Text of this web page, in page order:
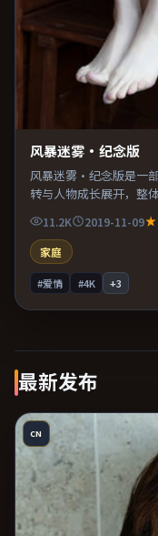
风暴迷雾·纪念版
风暴迷雾·纪念版是一
转与人物成长展开，整
11.2K 2019-11-09
家庭
#爱情 #4K +3
最新发布
CN